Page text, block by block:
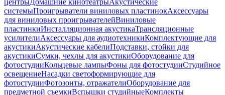
центрыДомашние кинотеатрыАкустические
системыПроигрыватели виниловых пластинокАксессуары
для виниловых проигрывателейВиниловые
пластинкиИнсталляционная акустикаТрансляционные
усилителиАксессуары для аудиотехникиКомплектующие для
акустикиАкустические кабелиПодставки, стойки для
акустикиСумки, чехлы для акустикиОборудование для
фотостудииКольцевые лампыФоны для фотостудииСтудийное
освещениеНасадки светоформирующие для
фотостудииФотозонты, отражателиОборудование для
предметной съемкиВспышки студийныеКомплекты